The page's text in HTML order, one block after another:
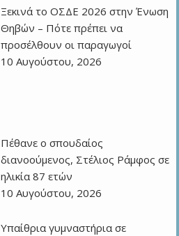
Ξεκινά το ΟΣΔΕ 2026 στην Ένωση
Θηβών – Πότε πρέπει να
προσέλθουν οι παραγωγοί
10 Αυγούστου, 2026
Πέθανε ο σπουδαίος
διανοούμενος, Στέλιος Ράμφος σε
ηλικία 87 ετών
10 Αυγούστου, 2026
Υπαίθρια γυμναστήρια σε